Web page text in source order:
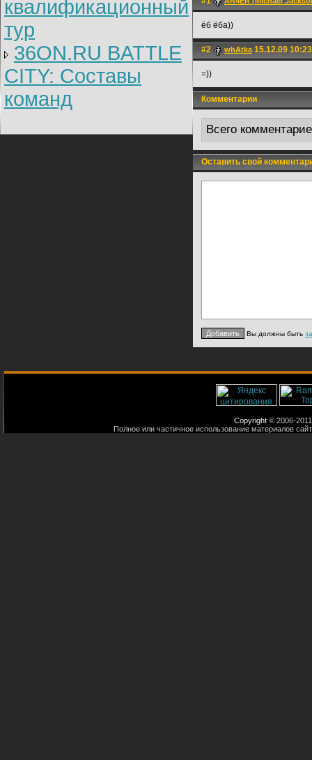
квалификационный
тур
36ON.RU BATTLE
CITY: Составы
команд
ёб ёба))
#2 whAtka15.12.09 10:23
=))
Комментарии
Всего
Оставить свой
Вы должны быть
Copyright © 2006-
Полное или частичное использование материалов